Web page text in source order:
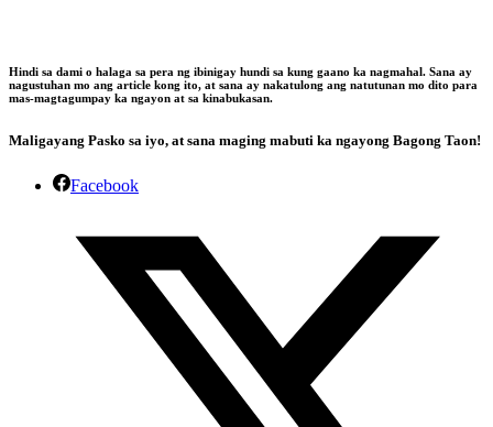
Hindi sa dami o halaga sa pera ng ibinigay hundi sa kung gaano ka nagmahal. Sana ay
nagustuhan mo ang article kong ito, at sana ay nakatulong ang natutunan mo dito para
mas-magtagumpay ka ngayon at sa kinabukasan.
Maligayang Pasko sa iyo, at sana maging mabuti ka ngayong Bagong Taon!
Facebook